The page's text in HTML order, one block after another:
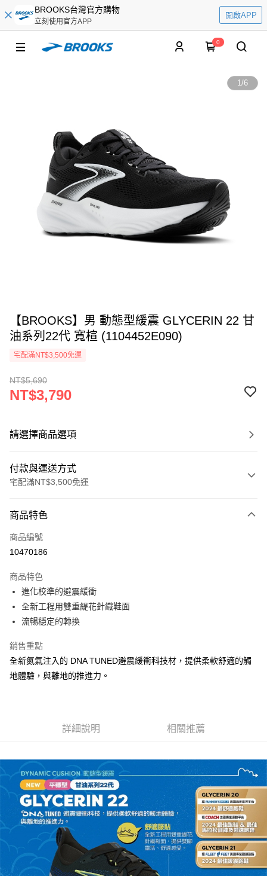
BROOKS台灣官方購物
立刻使用官方APP
開啟APP
0
1/6
【BROOKS】男 動態型緩震 GLYCERIN 22 甘
油系列22代 寬楦 (1104452E090)
宅配滿NT$3,500免運
NT$5,690
NT$3,790
請選擇商品選項
付款與運送方式
宅配滿NT$3,500免運
信用卡一次付款
ATM付款
運送方式
宅配
每筆NT$100，滿NT$3,500(含以上)免運費
商品特色
商品編號
10470186
商品特色
進化校準的避震緩衝
全新工程用雙重緹花針織鞋面
流暢穩定的轉換
銷售重點
全新氮氣注入的 DNA TUNED避震緩衝科技材，提供柔軟舒適的觸
地體驗，與離地的推進力。
詳細說明 相關推薦